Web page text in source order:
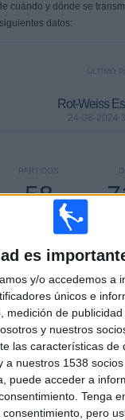
es
y/o accedemos a
únicos e
medición de
y nuestros
las características de
nuestros 1538
puede acceder a
Tenga
pero
cuándo y dónde se
datos:
ÚLTIMO
Rot-Weiss
24-08-2024
PARTIDOS
58
CONSECUTIVOS
4
COMPETICIONES
COMPETICIONES